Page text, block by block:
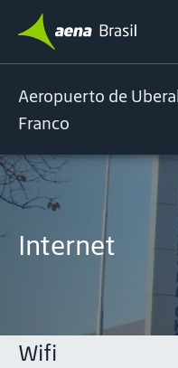
Aeropuerto de
Franco
Internet
Wifi